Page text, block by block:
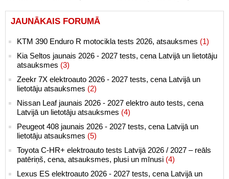
JAUNĀKAIS FORUMĀ
KTM 390 Enduro R motocikla tests 2026, atsauksmes (1)
Kia Seltos jaunais 2026 - 2027 tests, cena Latvijā un lietotāju
atsauksmes (3)
Zeekr 7X elektroauto 2026 - 2027 tests, cena Latvijā un
lietotāju atsauksmes (2)
Nissan Leaf jaunais 2026 - 2027 elektro auto tests, cena
Latvijā un lietotāju atsauksmes (4)
Peugeot 408 jaunais 2026 - 2027 tests, cena Latvijā un
lietotāju atsauksmes (5)
Toyota C-HR+ elektroauto tests Latvijā 2026 / 2027 – reāls
patēriņš, cena, atsauksmes, plusi un mīnusi (4)
Lexus ES elektroauto 2026 - 2027 tests, cena Latvijā un